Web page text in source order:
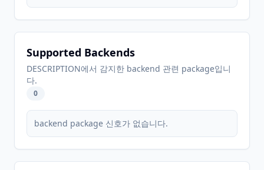
Supported Backends
DESCRIPTION에서 감지한 backend 관련 package입니
다.
0
backend package 신호가 없습니다.